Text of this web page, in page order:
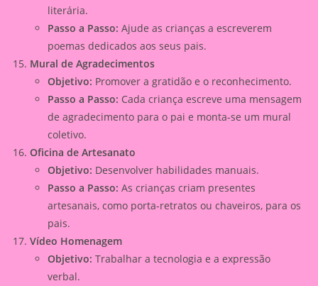
literária.
Passo a Passo: Ajude as crianças a escreverem
poemas dedicados aos seus pais.
Mural de Agradecimentos
Objetivo: Promover a gratidão e o reconhecimento.
Passo a Passo: Cada criança escreve uma mensagem
de agradecimento para o pai e monta-se um mural
coletivo.
Oficina de Artesanato
Objetivo: Desenvolver habilidades manuais.
Passo a Passo: As crianças criam presentes
artesanais, como porta-retratos ou chaveiros, para os
pais.
Vídeo Homenagem
Objetivo: Trabalhar a tecnologia e a expressão
verbal.